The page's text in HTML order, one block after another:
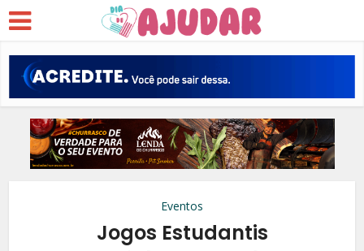
Eventos
Jogos Estudantis